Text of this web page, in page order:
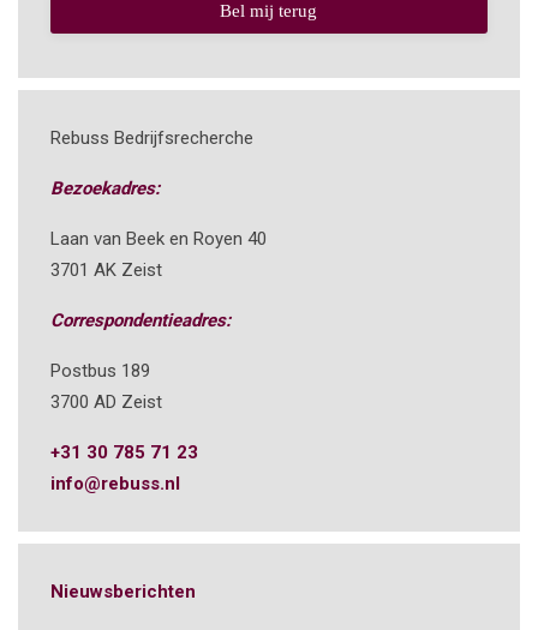
Bel mij terug
Rebuss Bedrijfsrecherche
Bezoekadres:
Laan van Beek en Royen 40
3701 AK Zeist
Correspondentieadres:
Postbus 189
3700 AD Zeist
+31 30 785 71 23
info@rebuss.nl
Nieuwsberichten